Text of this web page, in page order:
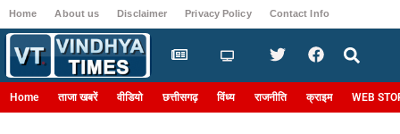
Home About us Disclaimer Privacy Policy Contact Info
Home ताजा खबरें वीडियो छत्तीसगढ़ विंध्य राजनीति क्राइम WEB